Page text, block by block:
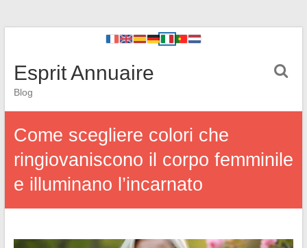
Esprit Annuaire
Blog
Come scegliere colori che
ringiovaniscono il corpo femminile
e illuminano l’incarnato